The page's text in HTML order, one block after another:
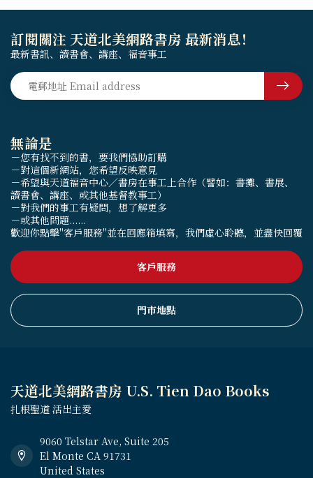
無論是
－您有找不到的書，要我們協助訂購
－對這個新網站，您希望反映意見
－希望與天道福音中心／書房在事工上合作（譬如：書攤、書展、
讀書會、講座、或其他基督教事工）
－對我們的事工有疑問，想了解更多
－或其他問題......
歡迎你點擊"客戶服務"並在回應箱填寫，我們虛心聆聽，並盡快回覆
客戶服務
門市地點
訂閱關注 天道北美網路書房 最新消息！
最新書訊、讀書會、講座、福音事工
天道北美網路書房 U.S. Tien Dao Books
扎根聖道 活出主愛
9060 Telstar Ave, Suite 205
El Monte CA 91731
United States